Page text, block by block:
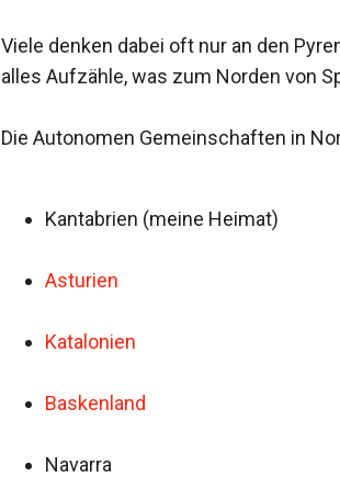
Viele denken dabei oft nur an den
alles Aufzähle, was zum Norden von
Die Autonomen Gemeinschaften in
Kantabrien (meine Heimat)
Asturien
Katalonien
Baskenland
Navarra